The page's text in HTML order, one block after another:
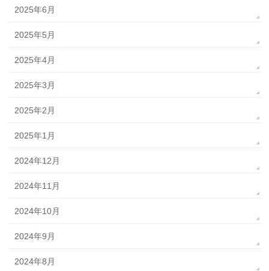
2025年6月
2025年5月
2025年4月
2025年3月
2025年2月
2025年1月
2024年12月
2024年11月
2024年10月
2024年9月
2024年8月